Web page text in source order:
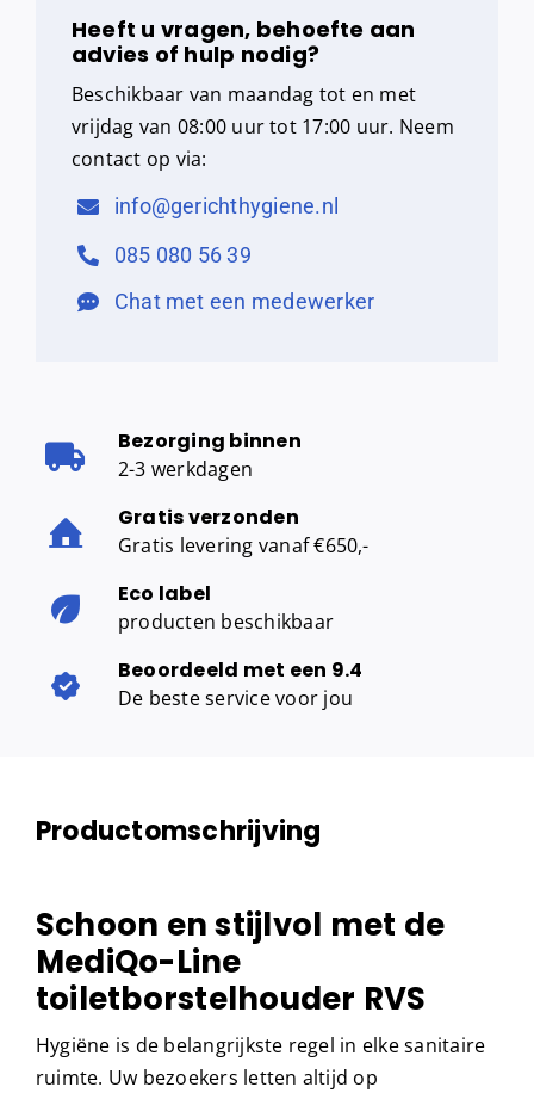
Heeft u vragen, behoefte aan
advies of hulp nodig?
Beschikbaar van maandag tot en met
vrijdag van 08:00 uur tot 17:00 uur. Neem
contact op via:
info@gerichthygiene.nl
085 080 56 39
Chat met een medewerker
Bezorging binnen
2-3 werkdagen
Gratis verzonden
Gratis levering vanaf €650,-
Eco label
producten beschikbaar
Beoordeeld met een 9.4
De beste service voor jou
Productomschrijving
Schoon en stijlvol met de
MediQo-Line
toiletborstelhouder RVS
Hygiëne is de belangrijkste regel in elke sanitaire
ruimte. Uw bezoekers letten altijd op